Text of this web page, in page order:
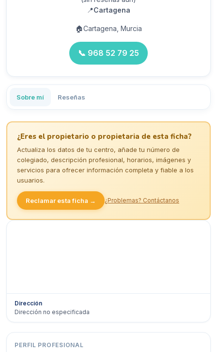
📍Cartagena
🏠Cartagena, Murcia
📞 968 52 79 25
Sobre mí Reseñas
¿Eres el propietario o propietaria de esta ficha?
Actualiza los datos de tu centro, añade tu número de
colegiado, descripción profesional, horarios, imágenes y
servicios para ofrecer información completa y fiable a los
usuarios.
Reclamar esta ficha → ¿Problemas? Contáctanos
Dirección
Dirección no especificada
PERFIL PROFESIONAL